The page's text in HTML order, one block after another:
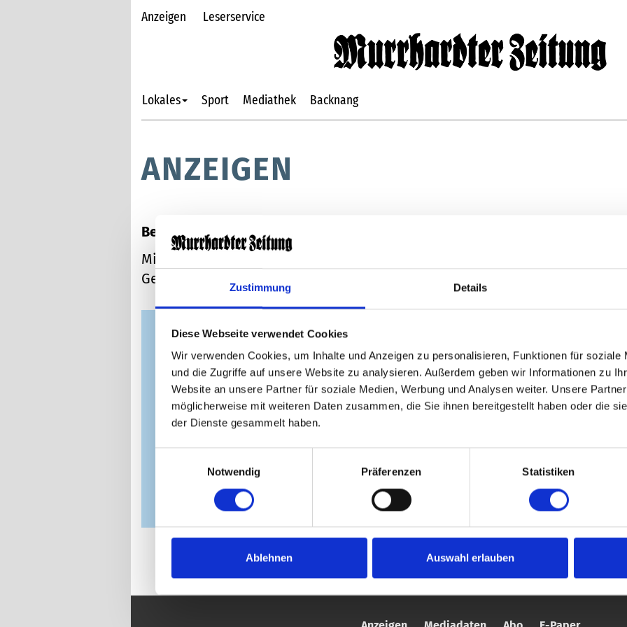
Zustimmung Details
Diese Webseite verwendet Cookies
Wir verwenden Cookies, um Inhalte und Anzeigen zu personalisieren, Funktionen für soziale
und die Zugriffe auf unsere Website zu analysieren. Außerdem geben wir Informationen zu
Website an unsere Partner für soziale Medien, Werbung und Analysen weiter. Unsere
möglicherweise mit weiteren Daten zusammen, die Sie ihnen bereitgestellt haben oder die
der Dienste gesammelt haben.
Notwendig
Präferenzen Statistiken
Ablehnen Auswahl erlauben
Anzeigen Leserservice
Lokales Sport Mediathek Backnang
ANZEIGEN
Besser werben mit der Murrhardter Zeitung
Mit der Murrhardter Zeitung erreichen Sie täglich bis zu 5 000 Leser.
Geben Sie hier schnell und unkompliziert Ihre Anzeige auf.
Private Anzeigen
INFORMATION
Stellenmarkt